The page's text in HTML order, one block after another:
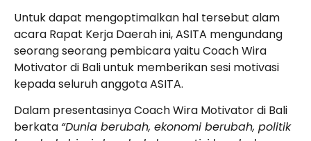
Untuk dapat mengoptimalkan hal tersebut alam
acara Rapat Kerja Daerah ini, ASITA mengundang
seorang seorang pembicara yaitu Coach Wira
Motivator di Bali untuk memberikan sesi motivasi
kepada seluruh anggota ASITA.
Dalam presentasinya Coach Wira Motivator di Bali
berkata “Dunia berubah, ekonomi berubah, politik